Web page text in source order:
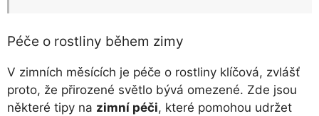
Péče o rostliny během zimy
V zimních měsících je péče o rostliny klíčová, zvlášť
proto, že přirozené světlo bývá omezené. Zde jsou
některé tipy na zimní péči, které pomohou udržet